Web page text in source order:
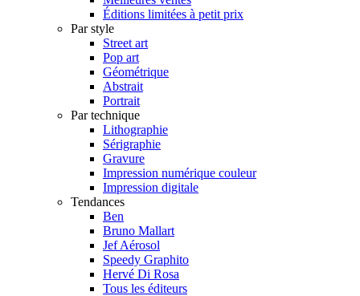
Éditions limitées à petit prix
Par style
Street art
Pop art
Géométrique
Abstrait
Portrait
Par technique
Lithographie
Sérigraphie
Gravure
Impression numérique couleur
Impression digitale
Tendances
Ben
Bruno Mallart
Jef Aérosol
Speedy Graphito
Hervé Di Rosa
Tous les éditeurs